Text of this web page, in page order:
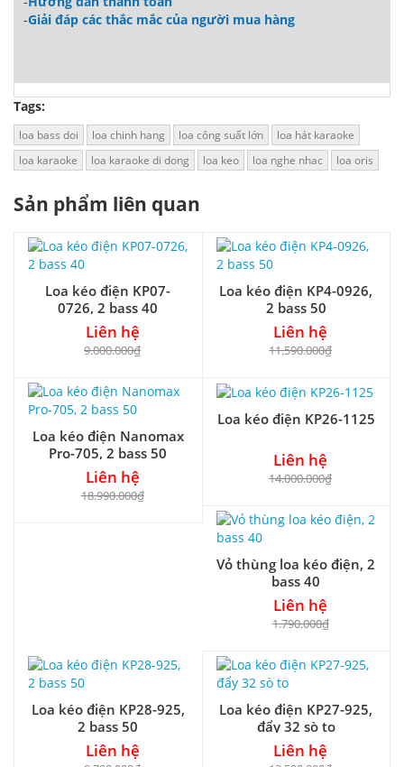
-Giải đáp các thắc mắc của người mua hàng
Tags:
loa bass doi loa chinh hang loa công suất lớn
loa hát karaoke
loa karaoke
loa karaoke di dong loa keo loa nghe nhac loa oris
Sản phẩm liên quan
Loa kéo điện KP07-
0726, 2 bass 40
Liên hệ
9.000.000₫
Loa kéo điện KP4-0926,
2 bass 50
Liên hệ
11.590.000₫
Loa kéo điện Nanomax
Pro-705, 2 bass 50
Liên hệ
18.990.000₫
Loa kéo điện KP26-1125
Liên hệ
14.000.000₫
Vỏ thùng loa kéo điện, 2
bass 40
Liên hệ
1.790.000₫
Loa kéo điện KP28-925,
2 bass 50
Liên hệ
Loa kéo điện KP27-925,
đẩy 32 sò to
Liên hệ